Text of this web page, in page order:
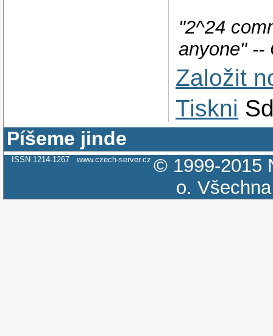
"2^24
anyone" --
Založit
Tiskni
Píšeme jinde
ISSN 1214-1267 www.czech-server.cz © 1999-2015
o.